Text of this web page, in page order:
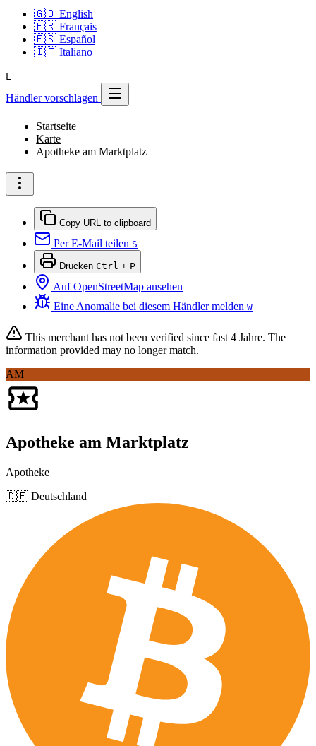
🇬🇧 English
🇫🇷 Français
🇪🇸 Español
🇮🇹 Italiano
L
Händler vorschlagen
Startseite
Karte
Apotheke am Marktplatz
Copy URL to clipboard
Per E-Mail teilen S
Drucken Ctrl + P
Auf OpenStreetMap ansehen
Eine Anomalie bei diesem Händler melden W
This merchant has not been verified since fast 4 Jahre. The
information provided may no longer match.
AM
Apotheke am Marktplatz
Apotheke
🇩🇪 Deutschland